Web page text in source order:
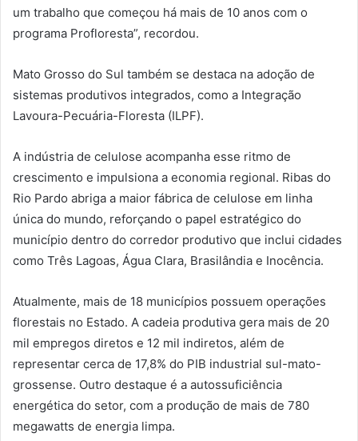
um trabalho que começou há mais de 10 anos com o
programa Profloresta”, recordou.
Mato Grosso do Sul também se destaca na adoção de
sistemas produtivos integrados, como a Integração
Lavoura-Pecuária-Floresta (ILPF).
A indústria de celulose acompanha esse ritmo de
crescimento e impulsiona a economia regional. Ribas do
Rio Pardo abriga a maior fábrica de celulose em linha
única do mundo, reforçando o papel estratégico do
município dentro do corredor produtivo que inclui cidades
como Três Lagoas, Água Clara, Brasilândia e Inocência.
Atualmente, mais de 18 municípios possuem operações
florestais no Estado. A cadeia produtiva gera mais de 20
mil empregos diretos e 12 mil indiretos, além de
representar cerca de 17,8% do PIB industrial sul-mato-
grossense. Outro destaque é a autossuficiência
energética do setor, com a produção de mais de 780
megawatts de energia limpa.